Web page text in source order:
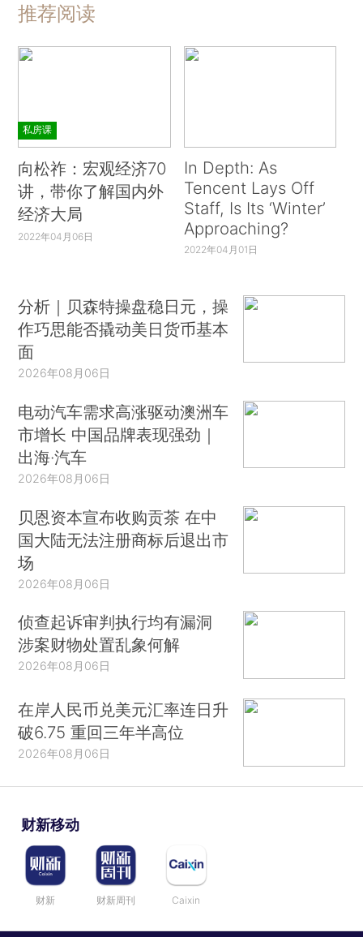
推荐阅读
私房课
向松祚：宏观经济70
讲，带你了解国内外
经济大局
2022年04月06日
In Depth: As
Tencent Lays Off
Staff, Is Its ‘Winter’
Approaching?
2022年04月01日
分析｜贝森特操盘稳日元，操
作巧思能否撬动美日货币基本
面
2026年08月06日
电动汽车需求高涨驱动澳洲车
市增长 中国品牌表现强劲｜
出海·汽车
2026年08月06日
贝恩资本宣布收购贡茶 在中
国大陆无法注册商标后退出市
场
2026年08月06日
侦查起诉审判执行均有漏洞
涉案财物处置乱象何解
2026年08月06日
在岸人民币兑美元汇率连日升
破6.75 重回三年半高位
2026年08月06日
财新移动
财新 财新周刊 Caixin